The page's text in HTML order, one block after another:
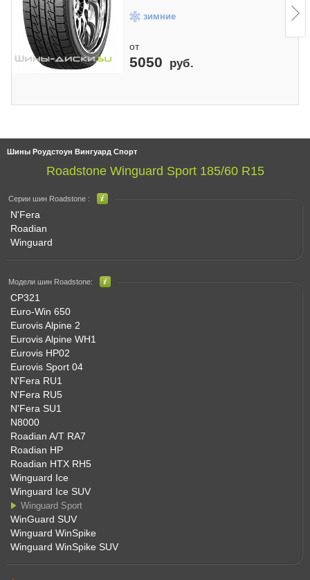
Шины Роудстоун Вингуард Спорт
Roadstone Winguard Sport 185/60 R15
Серии шин Roadstone :
N'Fera
Roadian
Winguard
Модели шин Roadstone:
CP321
Euro-Win 650
Eurovis Alpine 2
Eurovis Alpine WH1
Eurovis HP02
Eurovis Sport 04
N'Fera RU1
N'Fera RU5
N'Fera SU1
N8000
Roadian A/T RA7
Roadian HP
Roadian HTX RH5
Winguard Ice
Winguard Ice SUV
Winguard Sport
WinGuard SUV
Winguard WinSpike
Winguard WinSpike SUV
зимние
от
5050 руб.